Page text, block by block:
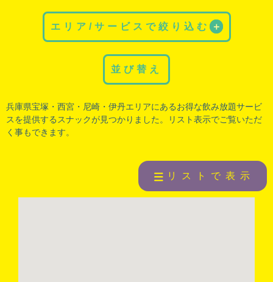
エリア/サービスで絞り込む ＋
並び替え
兵庫県宝塚 ・ 西宮 ・ 尼崎 ・ 伊丹エリアにあるお得な飲み放題サービ
スを提供するスナックが見つかりました。リスト表示でご覧いただ
く事もできます。
リストで表示